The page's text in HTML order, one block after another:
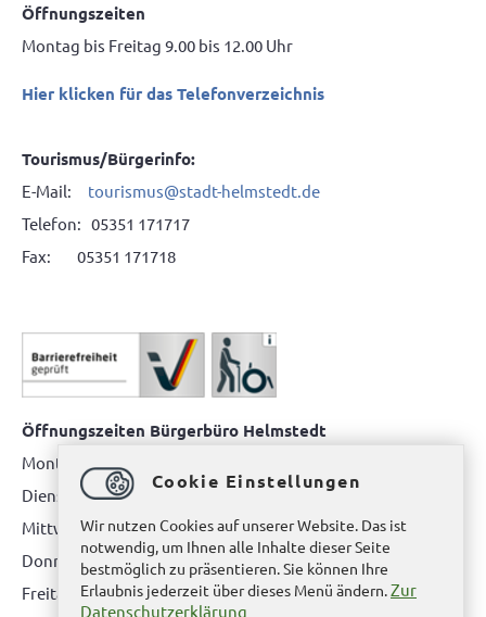
Öffnungszeiten
Montag bis Freitag 9.00 bis 12.00 Uhr
Hier klicken für das Telefonverzeichnis
Tourismus/Bürgerinfo:
E-Mail: tourismus@stadt-helmstedt.de
Telefon: 05351 171717
Fax: 05351 171718
Öffnungszeiten Bürgerbüro Helmstedt
Montag: 08.00 bis 12.00 Uhr
Dienstag: 08.00 bis 12.00 Uhr & 15.00 Uhr bis 17.00 Uhr
Mittwoch: nur nach Terminvereinbarung
Donnerstag: 08.00 bis 12.00 Uhr & 14.00 Uhr bis 16.00 Uhr
Freitag: nur nach Terminvereinbarung
Cookie Einstellungen
Wir nutzen Cookies auf unserer Website. Das ist
notwendig, um Ihnen alle Inhalte dieser Seite
bestmöglich zu präsentieren. Sie können Ihre
Erlaubnis jederzeit über dieses Menü ändern.Zur
Datenschutzerklärung